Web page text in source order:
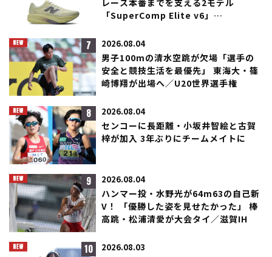
レース本番までを支える2モデル
「SuperComp Elite v6」
7 2026.08.04
男子100mの清水空跳が欠場「選手の
安全と競技生活を最優先」 東海大・篠
崎博翔が出場へ／U20世界選手権
8 2026.08.04
センコーに長距離・小坂井智絵と古賀
梓が加入 3年ぶりにチームメイトに
9 2026.08.04
ハンマー投・水野光が64m63の自己新
V！ 「優勝した姿を見せたかった」 棒
高跳・松浦清愛が大会タイ／滋賀IH
10 2026.08.03